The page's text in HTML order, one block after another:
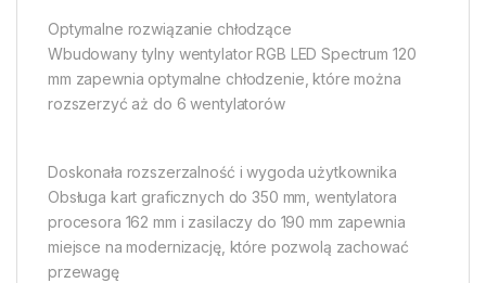
Optymalne rozwiązanie chłodzące
Wbudowany tylny wentylator RGB LED Spectrum 120
mm zapewnia optymalne chłodzenie, które można
rozszerzyć aż do 6 wentylatorów
Doskonała rozszerzalność i wygoda użytkownika
Obsługa kart graficznych do 350 mm, wentylatora
procesora 162 mm i zasilaczy do 190 mm zapewnia
miejsce na modernizację, które pozwolą zachować
przewagę